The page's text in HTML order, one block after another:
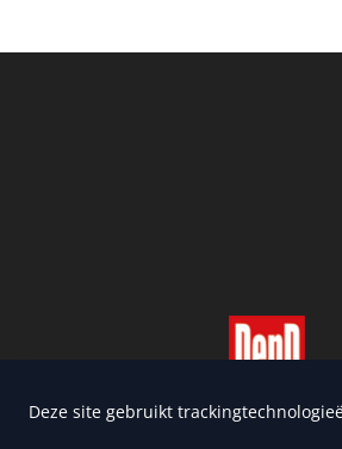
Deze site gebruikt